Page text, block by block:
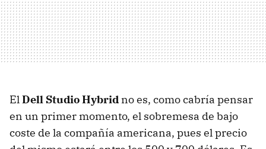
ElDell Studio Hybrid no es, como cabría pensar
en un primer momento, el sobremesa de bajo
coste de la compañía americana, pues el precio